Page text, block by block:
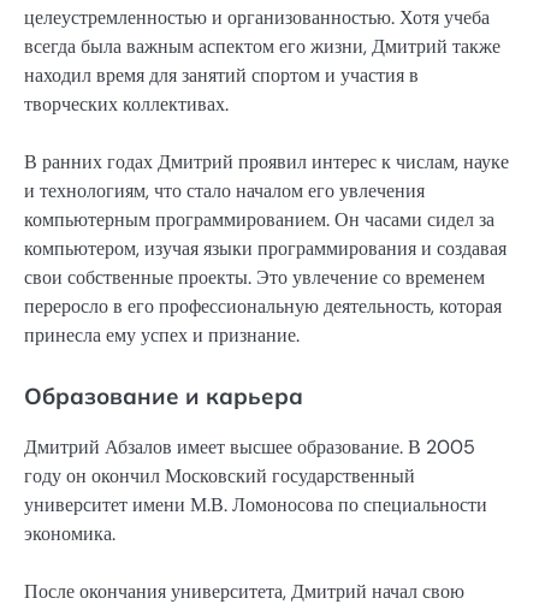
целеустремленностью и организованностью. Хотя учеба
всегда была важным аспектом его жизни, Дмитрий также
находил время для занятий спортом и участия в
творческих коллективах.
В ранних годах Дмитрий проявил интерес к числам, науке
и технологиям, что стало началом его увлечения
компьютерным программированием. Он часами сидел за
компьютером, изучая языки программирования и создавая
свои собственные проекты. Это увлечение со временем
переросло в его профессиональную деятельность, которая
принесла ему успех и признание.
Образование и карьера
Дмитрий Абзалов имеет высшее образование. В 2005
году он окончил Московский государственный
университет имени М.В. Ломоносова по специальности
экономика.
После окончания университета, Дмитрий начал свою